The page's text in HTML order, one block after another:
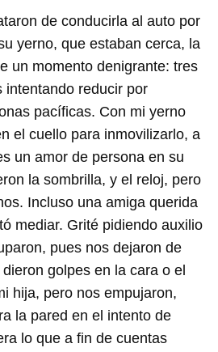
de conducirla al auto por
yerno, que estaban cerca, la
un momento denigrante: tres
intentando reducir por
pacíficas. Con mi yerno
el cuello para inmovilizarlo, a
un amor de persona en su
la sombrilla, y el reloj, pero
Incluso una amiga querida
mediar. Grité pidiendo auxilio
pues nos dejaron de
golpes en la cara o el
hija, pero nos empujaron,
la pared en el intento de
lo que a fin de cuentas